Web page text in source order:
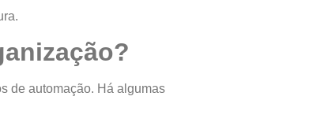
de automação. Há algumas